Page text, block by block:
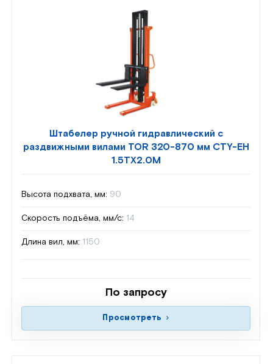
Штабелер ручной гидравлический с
раздвижными вилами TOR 320-870 мм CTY-EH
1.5TX2.0M
Высота подхвата, мм: 90
Скорость подъёма, мм/с: 14
Длина вил, мм: 1150
По запросу
Просмотреть